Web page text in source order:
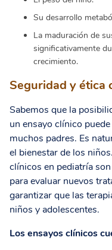
Su desarrollo
La maduración de
significativamente
crecimiento.
Seguridad y ética
Sabemos que la
un ensayo clínico
muchos padres. Es
el bienestar de los
clínicos en pediatría
para evaluar nuevos
garantizar que las
niños y adolescentes.
Los ensayos clínicos